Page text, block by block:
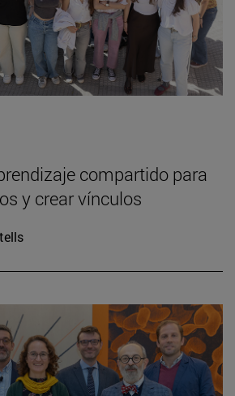
compartido para
y crear vínculos